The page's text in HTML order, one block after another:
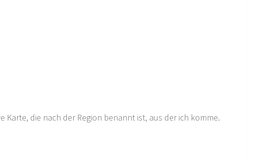
die nach der Region benannt ist, aus der ich komme.